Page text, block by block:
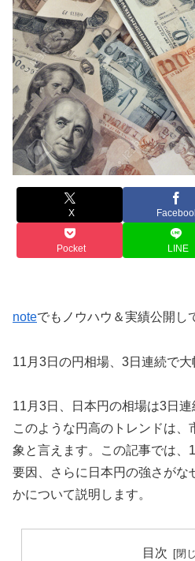
X
Pocket LINE
noteでもノウハウ＆実績公開し
11月3日の円相場、3日連続で大
11月3日、日本円の相場は3日連
このような円高のトレンドは、
象と言えます。この記事では、
要因、さらに日本円の強さがな
かについて説明します。
目次